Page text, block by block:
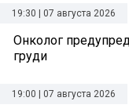
19:30 | 07 августа 2026
Онколог
груди
19:00 | 07 августа 2026